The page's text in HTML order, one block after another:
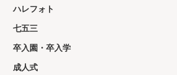
ハレフォト
七五三
卒入園・卒入学
成人式